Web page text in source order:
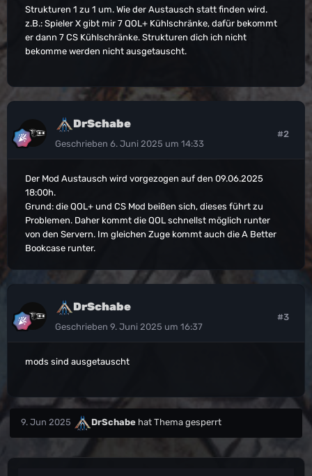
Strukturen 1 zu 1 um. Wie der Austausch statt finden wird.
z.B.: Spieler X gibt mir 7 QOL+ Kühlschränke, dafür bekommt
er dann 7 CS Kühlschränke. Strukturen dich ich nicht
bekomme werden nicht ausgetauscht.
DrSchabe
Geschrieben 6. Juni 2025 um 14:33
#2
Der Mod Austausch wird vorgezogen auf den 09.06.2025
18:00h.
Grund: die QOL+ und CS Mod beißen sich, dieses führt zu
Problemen. Daher kommt die QOL schnellst möglich runter
von den Servern. Im gleichen Zuge kommt auch die A Better
Bookcase runter.
DrSchabe
Geschrieben 9. Juni 2025 um 16:37
#3
mods sind ausgetauscht
9. Jun 2025 DrSchabe hat Thema gesperrt